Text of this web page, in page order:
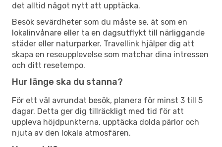
det alltid något nytt att upptäcka.
Besök sevärdheter som du måste se, ät som en
lokalinvånare eller ta en dagsutflykt till närliggande
städer eller naturparker. Travellink hjälper dig att
skapa en reseupplevelse som matchar dina intressen
och ditt resetempo.
Hur länge ska du stanna?
För ett väl avrundat besök, planera för minst 3 till 5
dagar. Detta ger dig tillräckligt med tid för att
uppleva höjdpunkterna, upptäcka dolda pärlor och
njuta av den lokala atmosfären.